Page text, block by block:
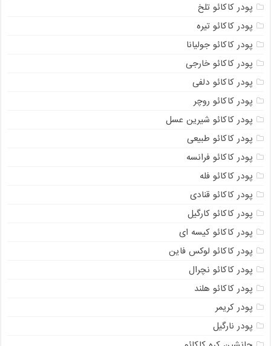
پودر کاکائو تلخ
پودر کاکائو تیره
پودر کاکائو جولیانا
پودر کاکائو خارجی
پودر کاکائو دلفی
پودر کاکائو روچر
پودر کاکائو شیرین عسل
پودر کاکائو طبیعی
پودر کاکائو فرانسه
پودر کاکائو فله
پودر کاکائو قنادی
پودر کاکائو کارگیل
پودر کاکائو کیسه ای
پودر کاکائو لوکس فاین
پودر کاکائو نچرال
پودر کاکائو هلند
پودر کریمر
پودر نارگیل